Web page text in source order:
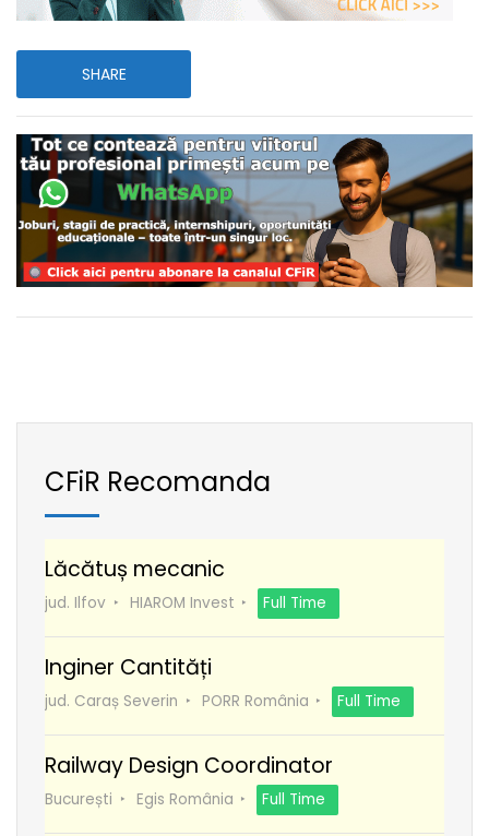
SHARE
CFiR Recomanda
Lăcătuș mecanic
jud. Ilfov HIAROM Invest Full Time
Inginer Cantități
jud. Caraș Severin PORR România Full Time
Railway Design Coordinator
București Egis România Full Time